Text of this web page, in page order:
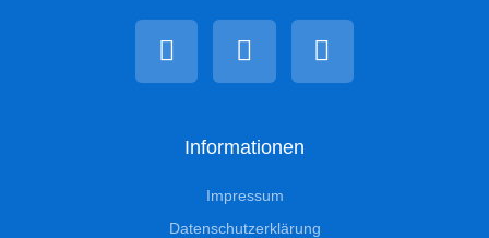
Informationen
Impressum
Datenschutzerklärung